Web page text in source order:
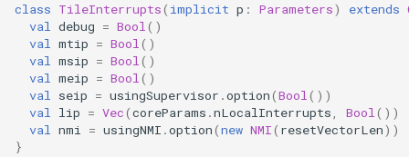
class TileInterrupts( implicit p : Parameters) extends
val debug = Bool()
val mtip = Bool()
val msip = Bool()
val meip = Bool()
val seip = usingSupervisor .option(Bool())
val lip = Vec(coreParams .nLocalInterrupts, Bool())
val nmi = usingNMI .option(new NMI( resetVectorLen))
}